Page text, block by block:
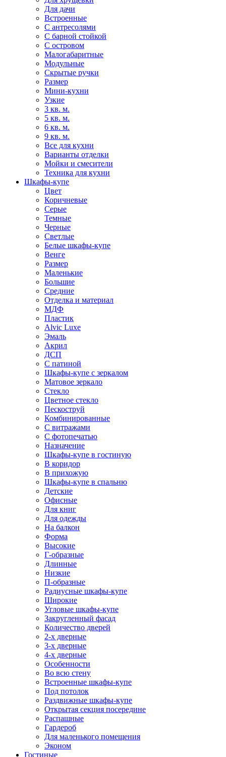
Для дачи
Встроенные
С антресолями
С барной стойкой
С островом
Малогабаритные
Модульные
Скрытые ручки
Размер
Мини-кухни
Узкие
3 кв. м.
5 кв. м.
6 кв. м.
9 кв. м.
Все для кухни
Варианты отделки
Мойки и смесители
Техника для кухни
Шкафы-купе
Цвет
Коричневые
Серые
Темные
Черные
Светлые
Белые шкафы-купе
Венге
Размер
Маленькие
Большие
Средние
Отделка и материал
МДФ
Пластик
Alvic Luxe
Эмаль
Акрил
ДСП
С патиной
Шкафы-купе с зеркалом
Матовое зеркало
Стекло
Цветное стекло
Пескоструй
Комбинированные
С витражами
С фотопечатью
Назначение
Шкафы-купе в гостиную
В коридор
В прихожую
Шкафы-купе в спальню
Детские
Офисные
Для книг
Для одежды
На балкон
Форма
Высокие
Г-образные
Длинные
Низкие
П-образные
Радиусные шкафы-купе
Широкие
Угловые шкафы-купе
Закругленный фасад
Количество дверей
2-х дверные
3-х дверные
4-х дверные
Особенности
Во всю стену
Встроенные шкафы-купе
Под потолок
Раздвижные шкафы-купе
Открытая секция посередине
Распашные
Гардероб
Для маленького помещения
Эконом
Гостиные